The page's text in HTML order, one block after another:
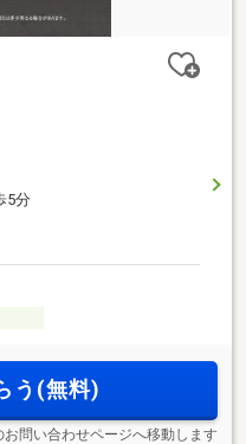
5分
う(無料)
お問い合わせページへ移動します